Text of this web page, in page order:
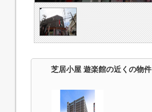
芝居小屋 遊楽館の近くの物件